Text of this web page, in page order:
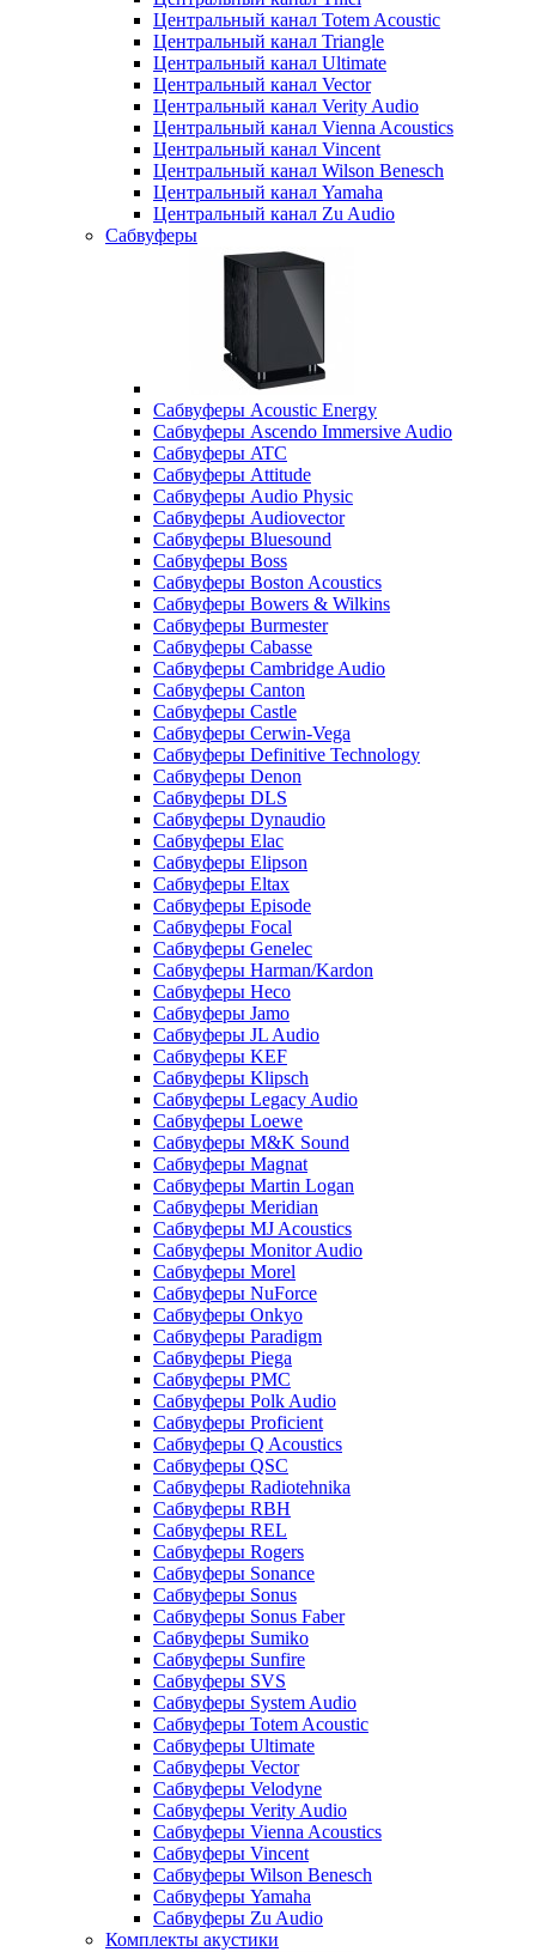
Центральный канал Totem Acoustic
Центральный канал Triangle
Центральный канал Ultimate
Центральный канал Vector
Центральный канал Verity Audio
Центральный канал Vienna Acoustics
Центральный канал Vincent
Центральный канал Wilson Benesch
Центральный канал Yamaha
Центральный канал Zu Audio
Сабвуферы
Сабвуферы Acoustic Energy
Сабвуферы Ascendo Immersive Audio
Сабвуферы ATC
Сабвуферы Attitude
Сабвуферы Audio Physic
Сабвуферы Audiovector
Сабвуферы Bluesound
Сабвуферы Boss
Сабвуферы Boston Acoustics
Сабвуферы Bowers & Wilkins
Сабвуферы Burmester
Сабвуферы Cabasse
Сабвуферы Cambridge Audio
Сабвуферы Canton
Сабвуферы Castle
Сабвуферы Cerwin-Vega
Сабвуферы Definitive Technology
Сабвуферы Denon
Сабвуферы DLS
Сабвуферы Dynaudio
Сабвуферы Elac
Сабвуферы Elipson
Сабвуферы Eltax
Сабвуферы Episode
Сабвуферы Focal
Сабвуферы Genelec
Сабвуферы Harman/Kardon
Сабвуферы Heco
Сабвуферы Jamo
Сабвуферы JL Audio
Сабвуферы KEF
Сабвуферы Klipsch
Сабвуферы Legacy Audio
Сабвуферы Loewe
Сабвуферы M&K Sound
Сабвуферы Magnat
Сабвуферы Martin Logan
Сабвуферы Meridian
Сабвуферы MJ Acoustics
Сабвуферы Monitor Audio
Сабвуферы Morel
Сабвуферы NuForce
Сабвуферы Onkyo
Сабвуферы Paradigm
Сабвуферы Piega
Сабвуферы PMC
Сабвуферы Polk Audio
Сабвуферы Proficient
Сабвуферы Q Acoustics
Сабвуферы QSC
Сабвуферы Radiotehnika
Сабвуферы RBH
Сабвуферы REL
Сабвуферы Rogers
Сабвуферы Sonance
Сабвуферы Sonus
Сабвуферы Sonus Faber
Сабвуферы Sumiko
Сабвуферы Sunfire
Сабвуферы SVS
Сабвуферы System Audio
Сабвуферы Totem Acoustic
Сабвуферы Ultimate
Сабвуферы Vector
Сабвуферы Velodyne
Сабвуферы Verity Audio
Сабвуферы Vienna Acoustics
Сабвуферы Vincent
Сабвуферы Wilson Benesch
Сабвуферы Yamaha
Сабвуферы Zu Audio
Комплекты акустики